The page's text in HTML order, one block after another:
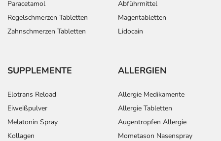
Paracetamol
Regelschmerzen Tabletten
Zahnschmerzen Tabletten
Abführmittel
Magentabletten
Lidocain
SUPPLEMENTE
Elotrans Reload
Eiweißpulver
Melatonin Spray
Kollagen
ALLERGIEN
Allergie Medikamente
Allergie Tabletten
Augentropfen Allergie
Mometason Nasenspray